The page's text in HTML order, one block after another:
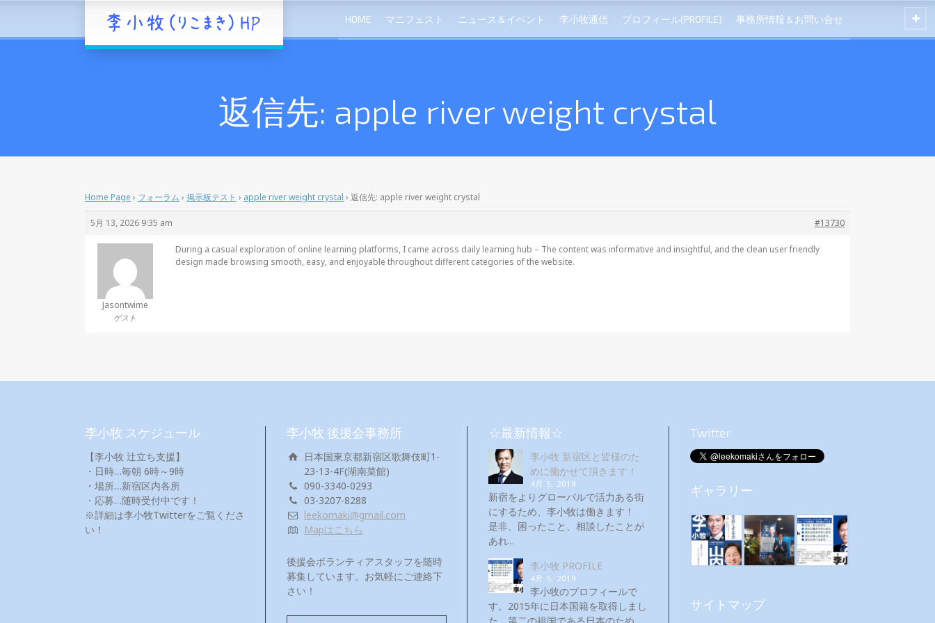
HOME マニフェスト ニュース＆イベント 李小牧通信 プロフィール(PROFILE) 事務所情報＆お問い合せ
返信先: apple river weight crystal
Home Page › フォーラム › 掲示板テスト › apple river weight crystal › 返信先: apple river weight crystal
5月 13, 2026 9:35 am #13730
Jasontwime
ゲスト
During a casual exploration of online learning platforms, I came across daily learning hub – The content was informative and insightful, and the clean user friendly
design made browsing smooth, easy, and enjoyable throughout different categories of the website.
李小牧 スケジュール
【李小牧 辻立ち支援】
・日時…毎朝 6時～9時
・場所…新宿区内各所
・応募…随時受付中です！
※詳細は李小牧Twitterをご覧くださ
い！
李小牧 後援会事務所
日本国東京都新宿区歌舞伎町1-
23-13-4F(湖南菜館)
090-3340-0293
03-3207-8288
leekomaki@gmail.com
Mapはこちら
後援会ボランティアスタッフを随時
募集しています。お気軽にご連絡下
さい！
☆最新情報☆
李小牧 新宿区と皆様のた
めに働かせて頂きます！
4月 5, 2019
新宿をよりグローバルで活力ある街
にするため、李小牧は働きます！
是非、困ったこと、相談したことが
あれ...
李小牧 PROFILE
4月 5, 2019
李小牧のプロフィールで
す。2015年に日本国籍を取得しまし
Twitter
ギャラリー
サイトマップ